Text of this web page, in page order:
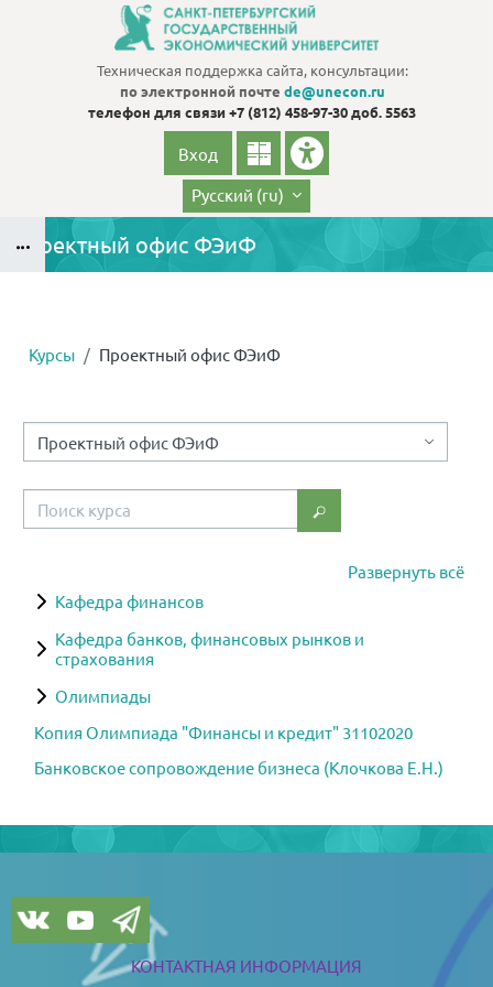
Перейти к основному содержанию
Техническая поддержка сайта, консультации:
по электронной почте de@unecon.ru
телефон для связи+7 (812) 458-97-30 доб. 5563
Вход
Русский ‎(ru)‎
Проектный офис ФЭиФ
Курсы Проектный офис ФЭиФ
Категории курсов
Поиск курса
Поиск курса
Развернуть всё
Кафедра финансов
Кафедра банков, финансовых рынков и
страхования
Олимпиады
Копия Олимпиада "Финансы и кредит" 31102020
Банковское сопровождение бизнеса (Клочкова Е.Н.)
Блоки
КОНТАКТНАЯ ИНФОРМАЦИЯ